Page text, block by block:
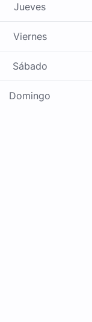
Jueves
Viernes
Sábado
Domingo